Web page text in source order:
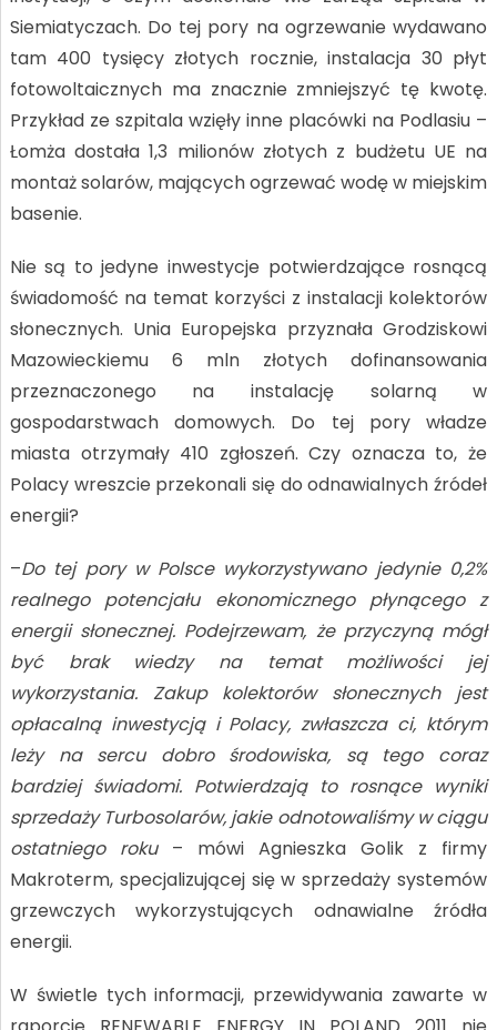
Siemiatyczach. Do tej pory na ogrzewanie wydawano
tam 400 tysięcy złotych rocznie, instalacja 30 płyt
fotowoltaicznych ma znacznie zmniejszyć tę kwotę.
Przykład ze szpitala wzięły inne placówki na Podlasiu –
Łomża dostała 1,3 milionów złotych z budżetu UE na
montaż solarów, mających ogrzewać wodę w miejskim
basenie.
Nie są to jedyne inwestycje potwierdzające rosnącą
świadomość na temat korzyści z instalacji kolektorów
słonecznych. Unia Europejska przyznała Grodziskowi
Mazowieckiemu 6 mln złotych dofinansowania
przeznaczonego na instalację solarną w
gospodarstwach domowych. Do tej pory władze
miasta otrzymały 410 zgłoszeń. Czy oznacza to, że
Polacy wreszcie przekonali się do odnawialnych źródeł
energii?
–Do tej pory w Polsce wykorzystywano jedynie 0,2%
realnego potencjału ekonomicznego płynącego z
energii słonecznej. Podejrzewam, że przyczyną mógł
być brak wiedzy na temat możliwości jej
wykorzystania. Zakup kolektorów słonecznych jest
opłacalną inwestycją i Polacy, zwłaszcza ci, którym
leży na sercu dobro środowiska, są tego coraz
bardziej świadomi. Potwierdzają to rosnące wyniki
sprzedaży Turbosolarów, jakie odnotowaliśmy w ciągu
ostatniego roku– mówi Agnieszka Golik z firmy
Makroterm, specjalizującej się w sprzedaży systemów
grzewczych wykorzystujących odnawialne źródła
energii.
W świetle tych informacji, przewidywania zawarte w